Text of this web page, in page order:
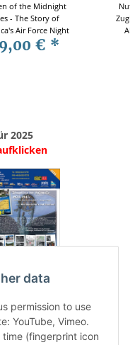
of the Midnight
- The Story of
Air Force Night
- Pape / Harrison
€ *
2025
data
permission to use
YouTube, Vimeo.
(fingerprint icon